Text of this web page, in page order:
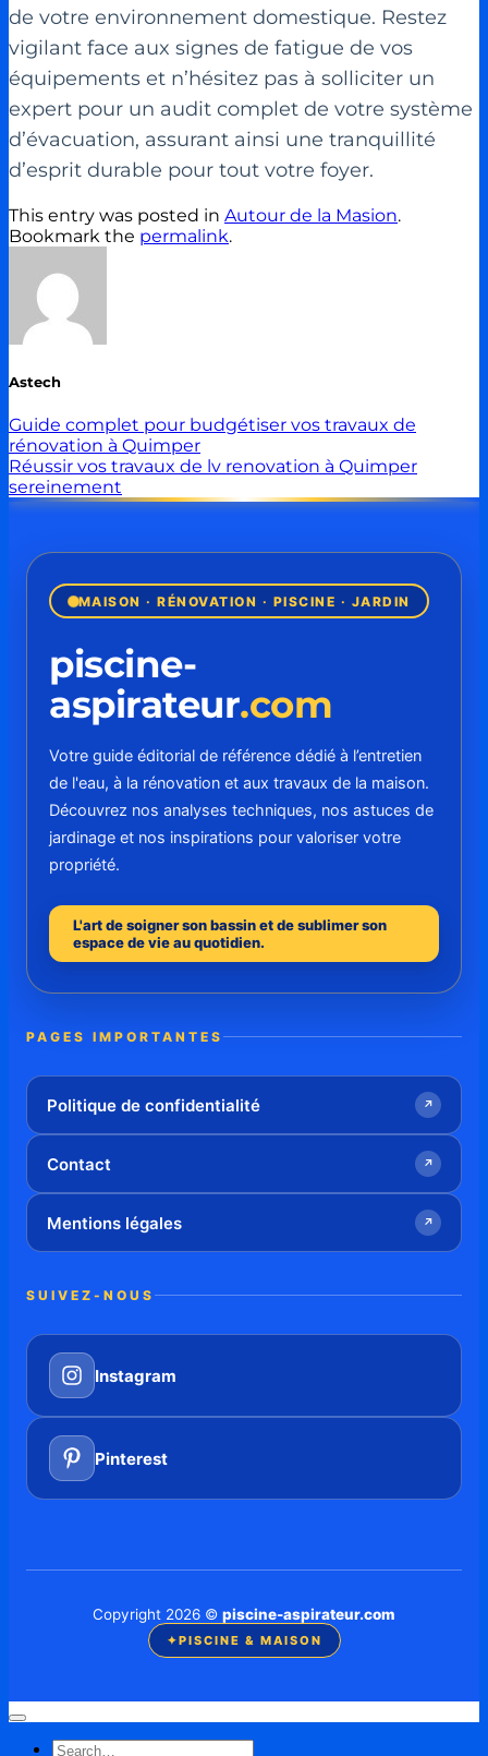
de votre environnement domestique. Restez
vigilant face aux signes de fatigue de vos
équipements et n’hésitez pas à solliciter un
expert pour un audit complet de votre système
d’évacuation, assurant ainsi une tranquillité
d’esprit durable pour tout votre foyer.
This entry was posted in Autour de la Masion.
Bookmark the permalink.
Astech
Guide complet pour budgétiser vos travaux de
rénovation à Quimper
Réussir vos travaux de lv renovation à Quimper
sereinement
MAISON · RÉNOVATION · PISCINE · JARDIN
piscine-
aspirateur.com
Votre guide éditorial de référence dédié à l’entretien
de l'eau, à la rénovation et aux travaux de la maison.
Découvrez nos analyses techniques, nos astuces de
jardinage et nos inspirations pour valoriser votre
propriété.
L'art de soigner son bassin et de sublimer son
espace de vie au quotidien.
PAGES IMPORTANTES
Politique de confidentialité ↗
Contact ↗
Mentions légales ↗
SUIVEZ-NOUS
Instagram
Pinterest
Copyright 2026 © piscine-aspirateur.com
✦PISCINE & MAISON